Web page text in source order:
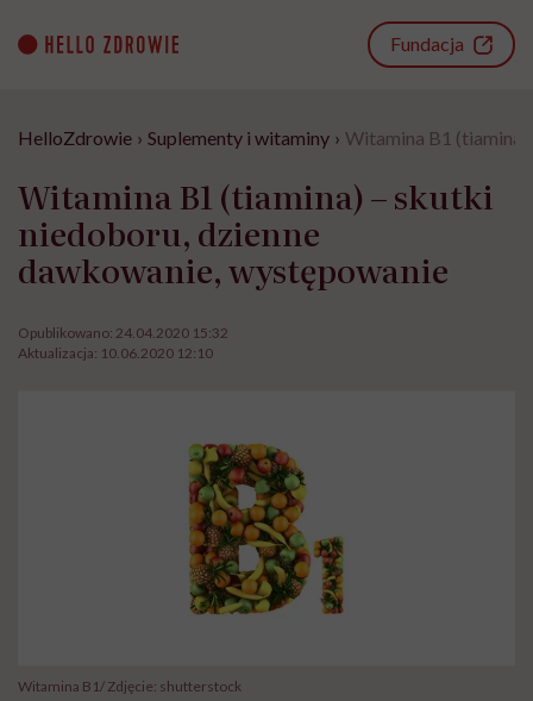
content
Fundacja
HelloZdrowie › Suplementy i witaminy › Witamina B1
Witamina B1 (tiamina) – skutki
niedoboru, dzienne
dawkowanie, występowanie
Opublikowano: 24.04.2020 15:32
Aktualizacja: 10.06.2020 12:10
Witamina B1/ Zdjęcie: shutterstock